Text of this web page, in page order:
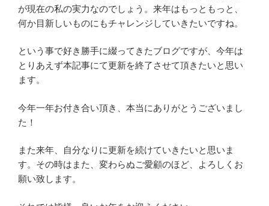
が現在の私の実力なのでしょう。来年はもっともっと、
何か目新しいものにもチャレンジしていきたいですね。
という事で好き勝手に綴ってきたブログですが、今年は
とりあえず本記事にて更新を終了させて頂きたいと思い
ます。
今年一年お付き合い頂き、本当にありがとうございまし
た！
また来年、自分なりに更新を続けていきたいと思いま
す。その時はまた、変わらぬご愛顧のほど、よろしくお
願い致します。